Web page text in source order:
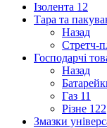
Ізолента 12
Тара та
Назад
Стретч-
Господарчі
Назад
Газ 11
Різне 122
Змазки